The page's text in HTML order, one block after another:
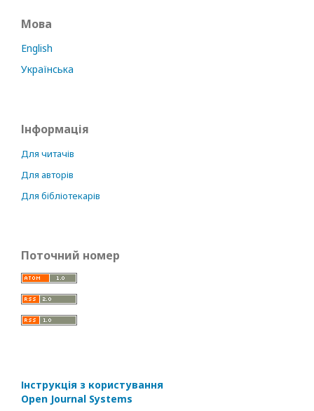
Мова
English
Українська
Інформація
Для читачів
Для авторів
Для бібліотекарів
Поточний номер
Інструкція з користування
Open Journal Systems